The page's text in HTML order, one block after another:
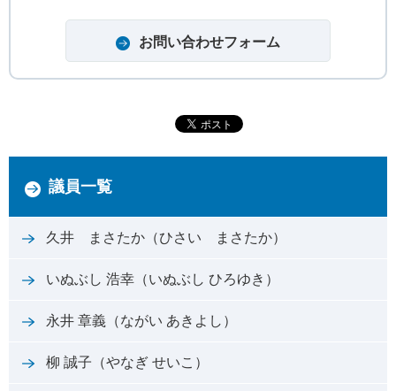
議員一覧
久井 まさたか（ひさい まさたか）
いぬぶし 浩幸（いぬぶし ひろゆき）
永井 章義（ながい あきよし）
柳 誠子（やなぎ せいこ）